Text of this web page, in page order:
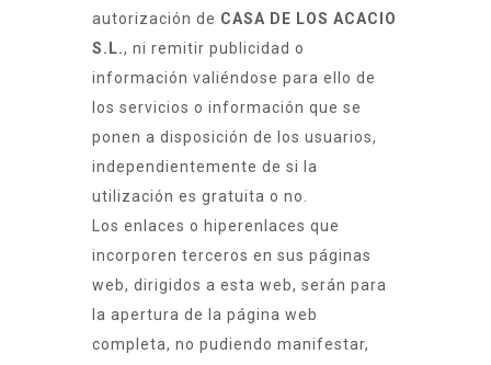
autorización de CASA DE LOS ACACIO
S.L., ni remitir publicidad o
información valiéndose para ello de
los servicios o información que se
ponen a disposición de los usuarios,
independientemente de si la
utilización es gratuita o no.
Los enlaces o hiperenlaces que
incorporen terceros en sus páginas
web, dirigidos a esta web, serán para
la apertura de la página web
completa, no pudiendo manifestar,